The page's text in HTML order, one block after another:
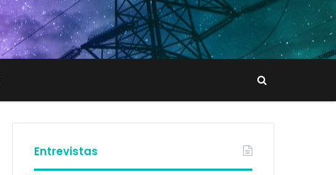
Entrevistas